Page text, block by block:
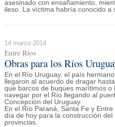
asesinado con ensañamiento,
ileso. La víctima habría conocido a
14 marzo 2014
Entre Ríos
Obras para los Ríos
En el Río Uruguay, el país
llegaron al acuerdo de dragar
que barcos de buques marítimos o
navegar por el Río llegando al
Concepción del Uruguay.
En el Río Paraná, Santa Fe y
día de hoy para la construcción
provincias.